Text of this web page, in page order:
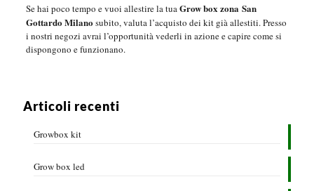
Se hai poco tempo e vuoi allestire la tuaGrow box zona San
Gottardo Milano subito, valuta l’acquisto dei kit già allestiti. Presso
i nostri negozi avrai l’opportunità vederli in azione e capire come si
dispongono e funzionano.
Articoli recenti
Growbox kit
Grow box led